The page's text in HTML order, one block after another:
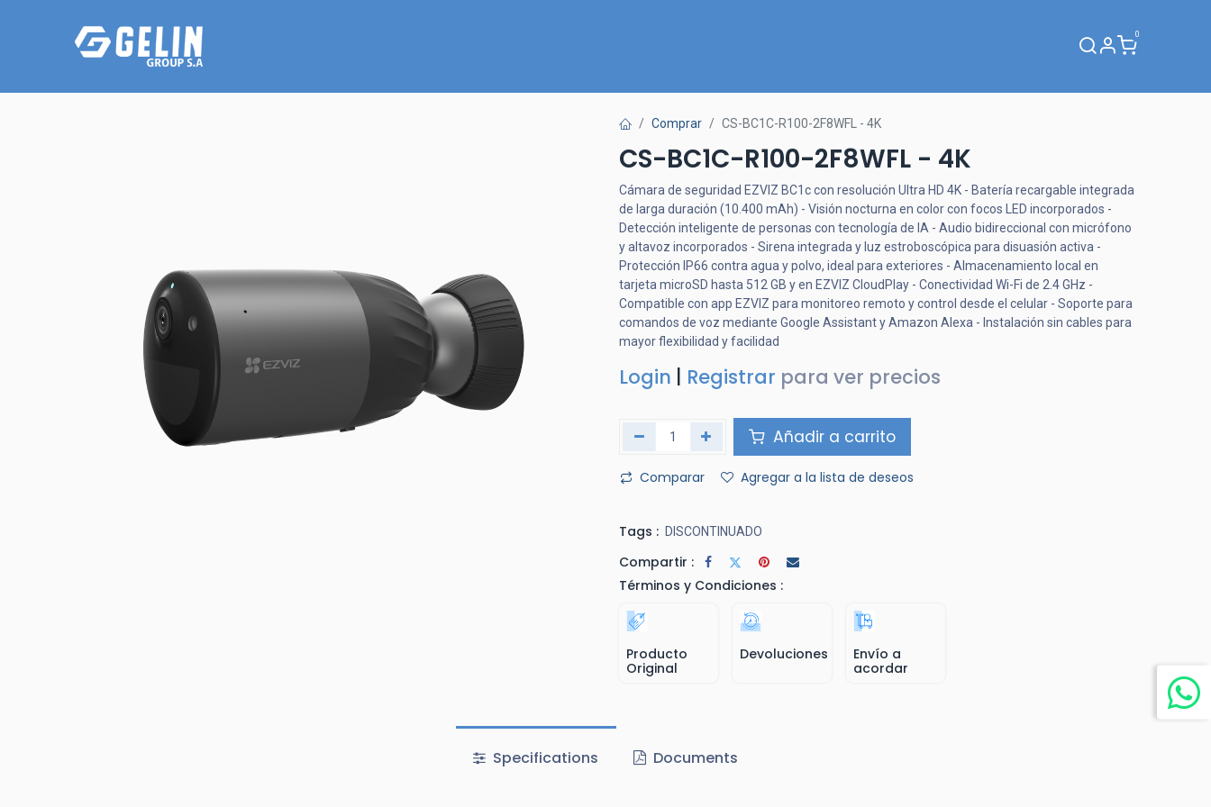
0
Comprar CS-BC1C-R100-2F8WFL - 4K
CS-BC1C-R100-2F8WFL - 4K
Cámara de seguridad EZVIZ BC1c con resolución Ultra HD 4K - Batería recargable integrada
de larga duración (10.400 mAh) - Visión nocturna en color con focos LED incorporados -
Detección inteligente de personas con tecnología de IA - Audio bidireccional con micrófono
y altavoz incorporados - Sirena integrada y luz estroboscópica para disuasión activa -
Protección IP66 contra agua y polvo, ideal para exteriores - Almacenamiento local en
tarjeta microSD hasta 512 GB y en EZVIZ CloudPlay - Conectividad Wi-Fi de 2.4 GHz -
Compatible con app EZVIZ para monitoreo remoto y control desde el celular - Soporte para
comandos de voz mediante Google Assistant y Amazon Alexa - Instalación sin cables para
mayor flexibilidad y facilidad
Login Registrar para ver precios
Añadir a carrito
Comparar Agregar a la lista de deseos
Tags : DISCONTINUADO
Compartir :
Términos y Condiciones :
Producto
Original
Devoluciones
Envío a
acordar
Specifications Documents